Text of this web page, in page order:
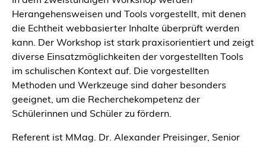
Herangehensweisen und Tools vorgestellt, mit denen
die Echtheit webbasierter Inhalte überprüft werden
kann. Der Workshop ist stark praxisorientiert und zeigt
diverse Einsatzmöglichkeiten der vorgestellten Tools
im schulischen Kontext auf. Die vorgestellten
Methoden und Werkzeuge sind daher besonders
geeignet, um die Recherchekompetenz der
Schülerinnen und Schüler zu fördern.
Referent ist MMag. Dr. Alexander Preisinger, Senior